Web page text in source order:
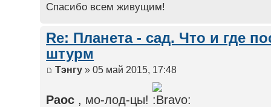
Спасибо всем живущим!
Re: Планета - сад. Что и где
штурм
Тэнгу » 05 май 2015, 17:48
Раос , мо-лод-цы!